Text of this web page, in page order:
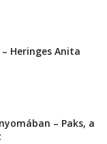
– Heringes Anita
– Paks, a